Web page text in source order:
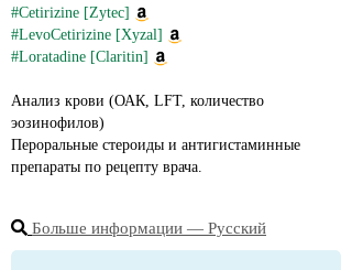
#Cetirizine [Zytec]
#LevoCetirizine [Xyzal]
#Loratadine [Claritin]
Анализ крови (ОАК, LFT, количество
эозинофилов)
Пероральные стероиды и антигистаминные
препараты по рецепту врача.
Больше информации ― Русский